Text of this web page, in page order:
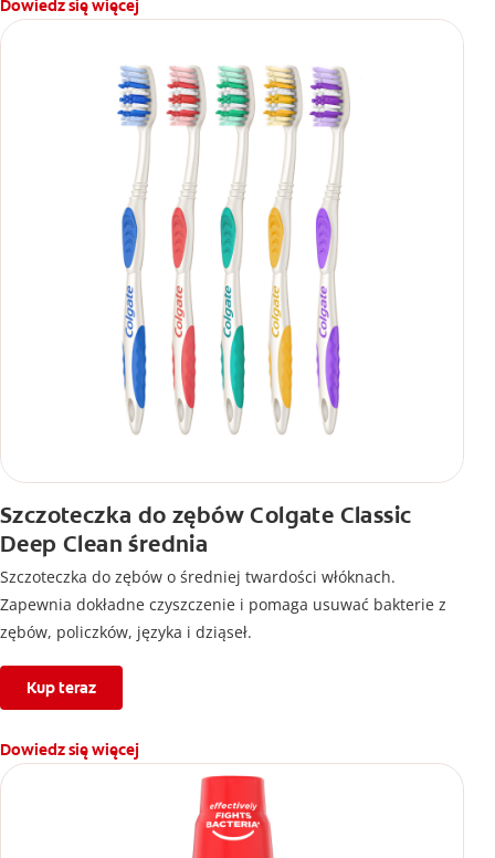
Dowiedz się więcej
Szczoteczka do zębów Colgate Classic
Deep Clean średnia
Szczoteczka do zębów o średniej twardości włóknach.
Zapewnia dokładne czyszczenie i pomaga usuwać bakterie z
zębów, policzków, języka i dziąseł.
Kup teraz
Dowiedz się więcej